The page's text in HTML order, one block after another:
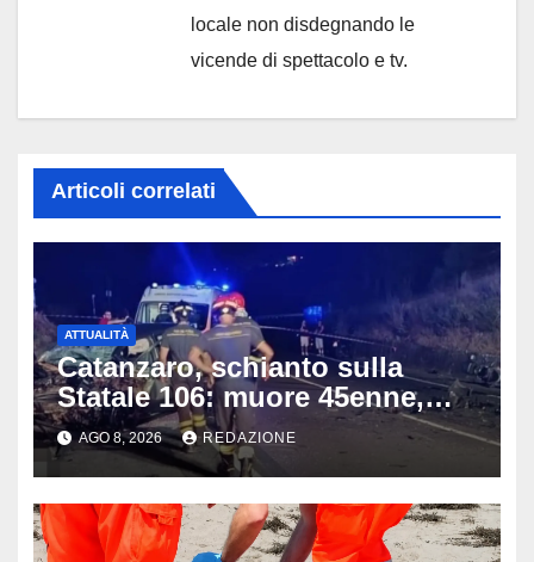
locale non disdegnando le
vicende di spettacolo e tv.
Articoli correlati
ATTUALITÀ
Catanzaro, schianto sulla
Statale 106: muore 45enne,
coinvolti un’auto, un suv e
una moto
AGO 8, 2026 REDAZIONE